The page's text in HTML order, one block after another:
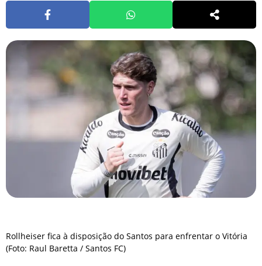
Rollheiser fica à disposição do Santos para enfrentar o Vitória
(Foto: Raul Baretta / Santos FC)